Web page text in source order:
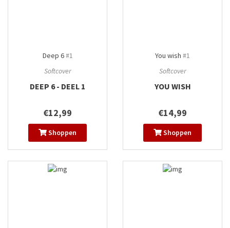
Deep 6#1
Softcover
DEEP 6 - DEEL 1
€12,99
Shoppen
You wish #1
Softcover
YOU WISH
€14,99
Shoppen